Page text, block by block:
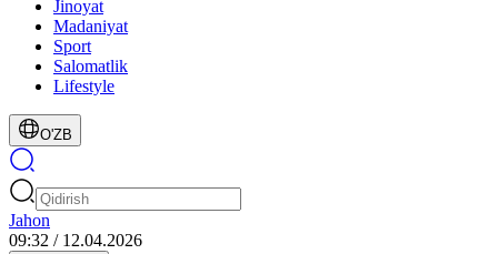
Jinoyat
Madaniyat
Sport
Salomatlik
Lifestyle
O'ZB
Jahon
09:32 / 12.04.2026